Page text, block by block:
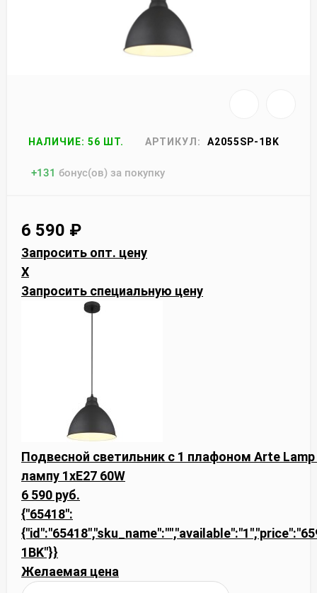
НАЛИЧИЕ: 56 ШТ. АРТИКУЛ: A2055SP-1BK
+131 бонус(ов) за покупку
6 590 ₽
Запросить опт. цену
X
Запросить специальную цену
Подвесной светильник с 1 плафоном Arte Lamp
лампу 1xE27 60W
6 590 руб.
{"65418":
1BK"}}
Желаемая цена